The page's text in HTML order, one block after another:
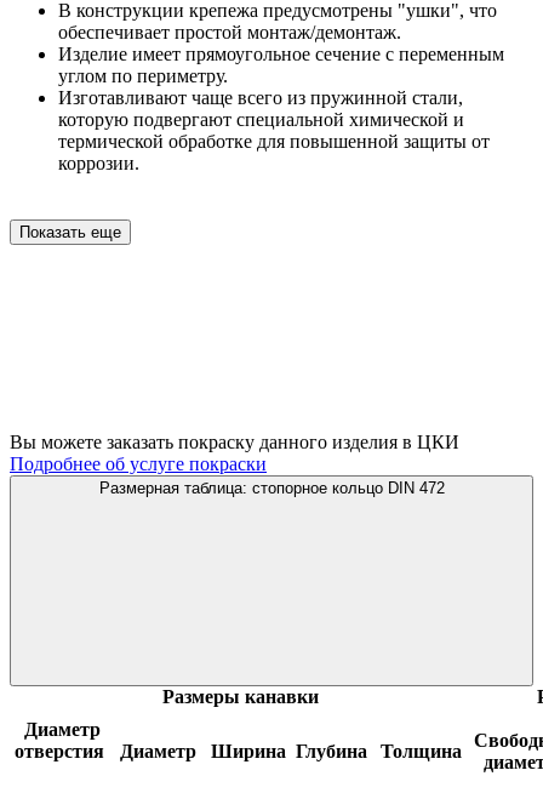
В конструкции крепежа предусмотрены "ушки", что
обеспечивает простой монтаж/демонтаж.
Изделие имеет прямоугольное сечение с переменным
углом по периметру.
Изготавливают чаще всего из пружинной стали,
которую подвергают специальной химической и
термической обработке для повышенной защиты от
коррозии.
Показать еще
Вы можете заказать покраску данного изделия в ЦКИ
Подробнее об услуге покраски
Размерная таблица: стопорное кольцо DIN 472
Диаметр
отверстия
Размеры канавки
Диаметр Ширина Глубина Толщина